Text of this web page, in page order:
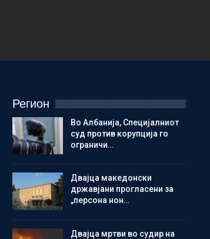
Регион
Во Албанија, Специјалниот
суд против корупција го
ограничи…
Двајца македонски
државјани прогласени за
„персона нон…
Двајца мртви во судир на